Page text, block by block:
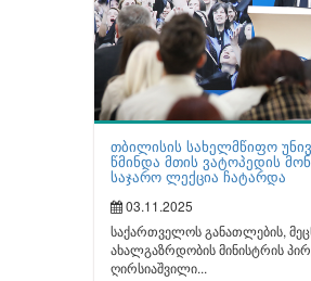
თბილისის სახელმწიფო
წმინდა მთის ვატოპედის
საჯარო ლექცია ჩატარდა
03.11.2025
საქართველოს განათლების,
ახალგაზრდობის მინისტრის
ღირსიაშვილი...